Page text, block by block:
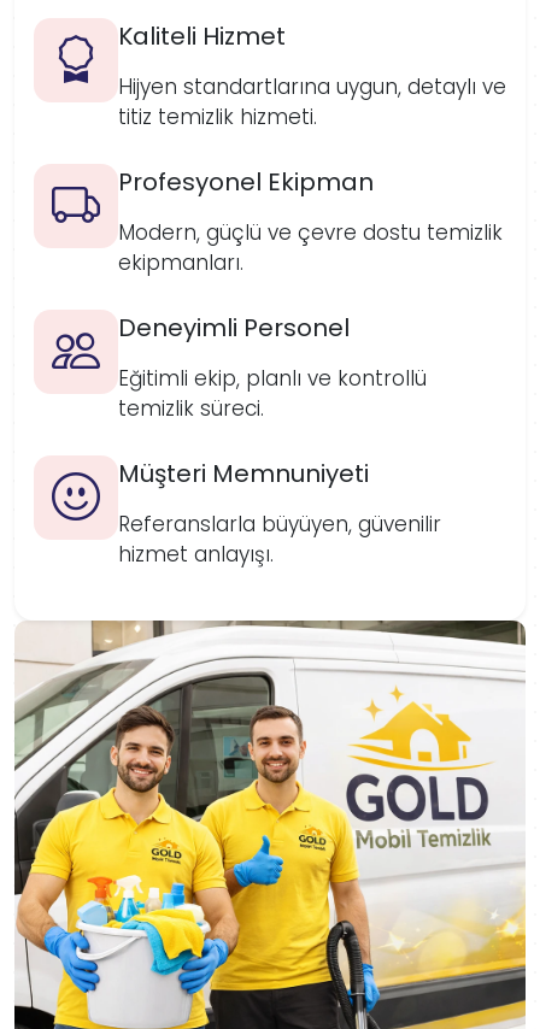
Kaliteli Hizmet
Hijyen standartlarına uygun, detaylı ve
titiz temizlik hizmeti.
Profesyonel Ekipman
Modern, güçlü ve çevre dostu temizlik
ekipmanları.
Deneyimli Personel
Eğitimli ekip, planlı ve kontrollü
temizlik süreci.
Müşteri Memnuniyeti
Referanslarla büyüyen, güvenilir
hizmet anlayışı.